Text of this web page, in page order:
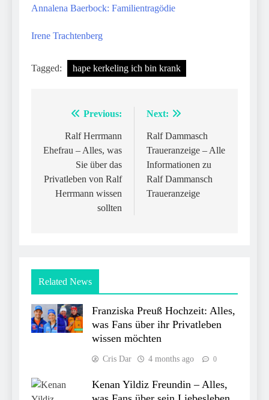
Annalena Baerbock: Familientragödie
Irene Trachtenberg
Tagged: hape kerkeling ich bin krank
navigation
Previous:
Ralf Herrmann
Ehefrau – Alles, was
Sie über das
Privatleben von Ralf
Herrmann wissen
sollten
Next:
Ralf Dammasch
Traueranzeige – Alle
Informationen zu
Ralf Dammansch
Traueranzeige
Related News
Franziska Preuß Hochzeit: Alles,
was Fans über ihr Privatleben
wissen möchten
Cris Dar 4 months ago 0
Kenan Yildiz Freundin – Alles,